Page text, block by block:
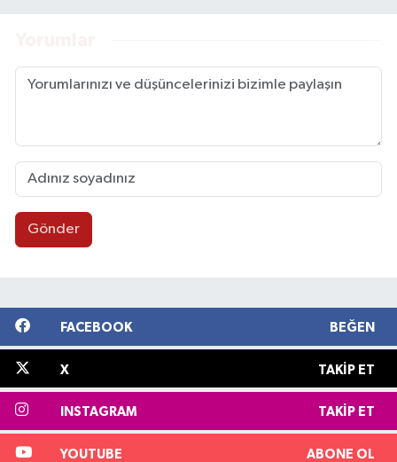
Gönder
FACEBOOK BEĞEN
X TAKIP ET
INSTAGRAM TAKIP ET
YOUTUBE ABONE OL